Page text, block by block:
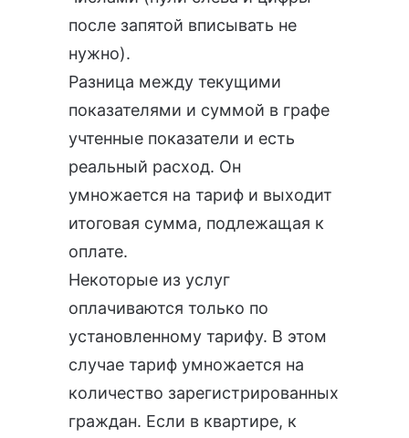
после запятой вписывать не
нужно).
Разница между текущими
показателями и суммой в графе
учтенные показатели и есть
реальный расход. Он
умножается на тариф и выходит
итоговая сумма, подлежащая к
оплате.
Некоторые из услуг
оплачиваются только по
установленному тарифу. В этом
случае тариф умножается на
количество зарегистрированных
граждан. Если в квартире, к